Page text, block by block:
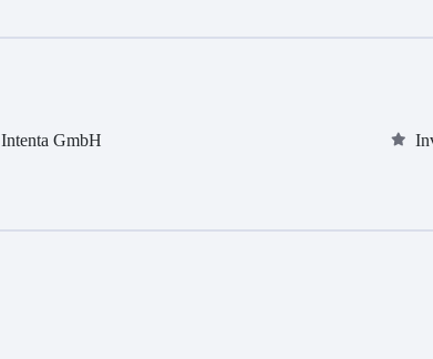
Intenta GmbH